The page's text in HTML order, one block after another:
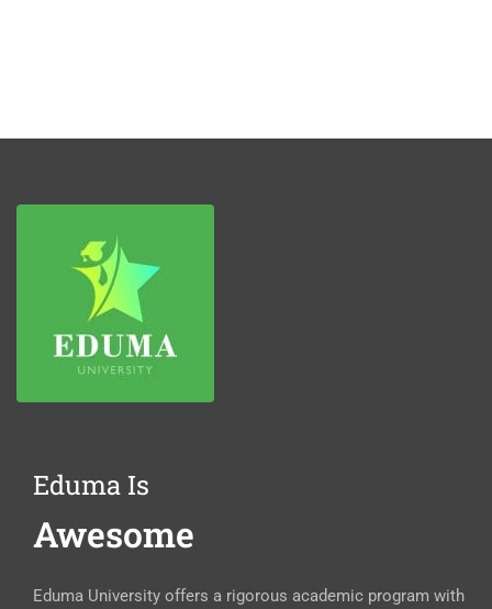
Eduma Is
Awesome
Eduma University offers a rigorous academic program with